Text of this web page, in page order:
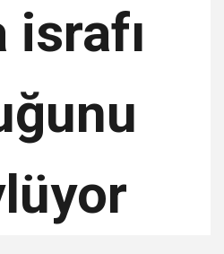
israfı